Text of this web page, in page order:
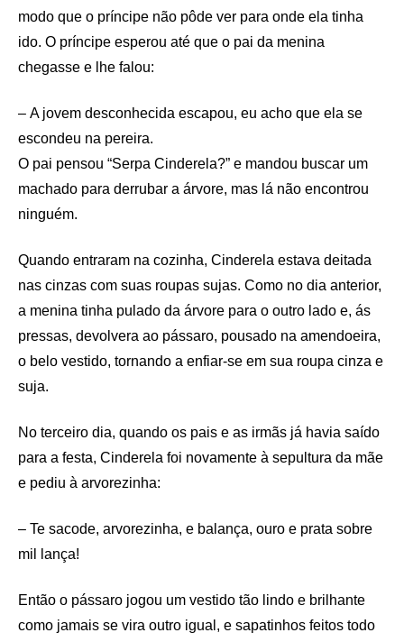
modo que o príncipe não pôde ver para onde ela tinha
ido. O príncipe esperou até que o pai da menina
chegasse e lhe falou:
– A jovem desconhecida escapou, eu acho que ela se
escondeu na pereira.
O pai pensou “Serpa Cinderela?” e mandou buscar um
machado para derrubar a árvore, mas lá não encontrou
ninguém.
Quando entraram na cozinha, Cinderela estava deitada
nas cinzas com suas roupas sujas. Como no dia anterior,
a menina tinha pulado da árvore para o outro lado e, ás
pressas, devolvera ao pássaro, pousado na amendoeira,
o belo vestido, tornando a enfiar-se em sua roupa cinza e
suja.
No terceiro dia, quando os pais e as irmãs já havia saído
para a festa, Cinderela foi novamente à sepultura da mãe
e pediu à arvorezinha:
– Te sacode, arvorezinha, e balança, ouro e prata sobre
mil lança!
Então o pássaro jogou um vestido tão lindo e brilhante
como jamais se vira outro igual, e sapatinhos feitos todo